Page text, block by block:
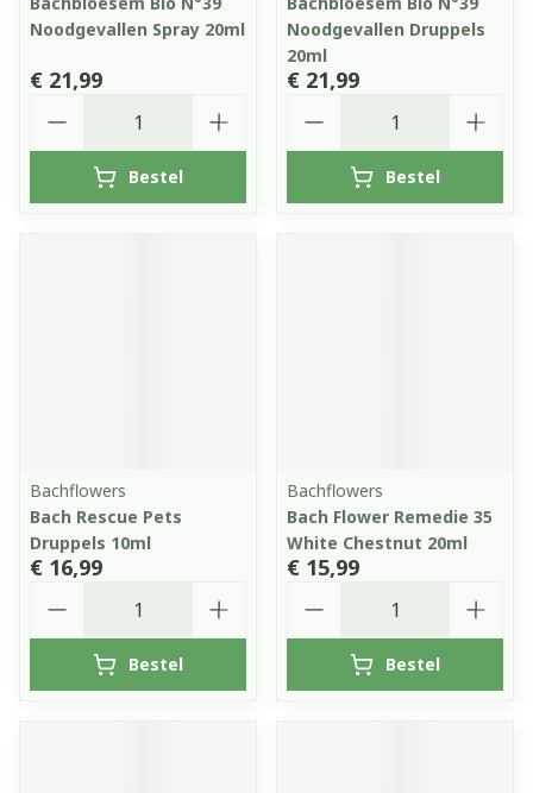
Noodgevallen Spray 20ml
€ 21,99
Bestel
Noodgevallen Druppels
20ml
€ 21,99
Bestel
Bachflowers
Bach Rescue Pets
Druppels 10ml
€ 16,99
Bestel
Bachflowers
Bach Flower Remedie 35
White Chestnut 20ml
€ 15,99
Bestel